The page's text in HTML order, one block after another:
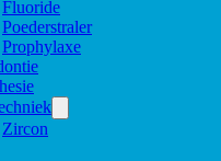
Fluoride
Poederstraler
Prophylaxe
Zircon